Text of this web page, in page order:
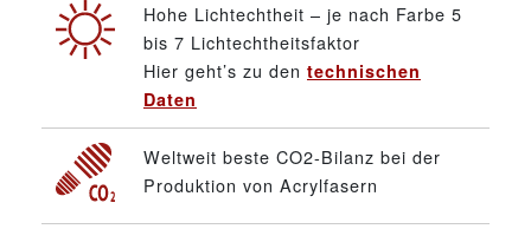
Hohe Lichtechtheit – je nach Farbe 5
bis 7 Lichtechtheitsfaktor
Hier geht’s zu den technischen
Daten
Weltweit beste CO2-Bilanz bei der
Produktion von Acrylfasern